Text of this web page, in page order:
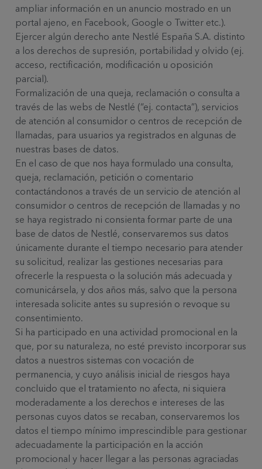
ampliar información en un anuncio mostrado en un
portal ajeno, en Facebook, Google o Twitter etc.).
Ejercer algún derecho ante Nestlé España S.A. distinto
a los derechos de supresión, portabilidad y olvido (ej.
acceso, rectificación, modificación u oposición
parcial).
Formalización de una queja, reclamación o consulta a
través de las webs de Nestlé (“ej. contacta”), servicios
de atención al consumidor o centros de recepción de
llamadas, para usuarios ya registrados en algunas de
nuestras bases de datos.
En el caso de que nos haya formulado una consulta,
queja, reclamación, petición o comentario
contactándonos a través de un servicio de atención al
consumidor o centros de recepción de llamadas y no
se haya registrado ni consienta formar parte de una
base de datos de Nestlé, conservaremos sus datos
únicamente durante el tiempo necesario para atender
su solicitud, realizar las gestiones necesarias para
ofrecerle la respuesta o la solución más adecuada y
comunicársela, y dos años más, salvo que la persona
interesada solicite antes su supresión o revoque su
consentimiento.
Si ha participado en una actividad promocional en la
que, por su naturaleza, no esté previsto incorporar sus
datos a nuestros sistemas con vocación de
permanencia, y cuyo análisis inicial de riesgos haya
concluido que el tratamiento no afecta, ni siquiera
moderadamente a los derechos e intereses de las
personas cuyos datos se recaban, conservaremos los
datos el tiempo mínimo imprescindible para gestionar
adecuadamente la participación en la acción
promocional y hacer llegar a las personas agraciadas